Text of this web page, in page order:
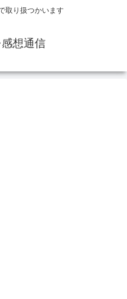
取り扱つかいます
想通信